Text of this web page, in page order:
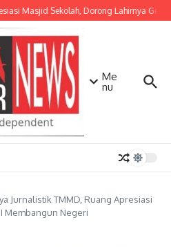
Masjid Sekolah, Dorong Lahirnya
Me
nu
Jurnalistik TMMD, Ruang Apresiasi
Membangun Negeri